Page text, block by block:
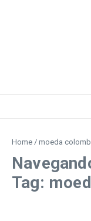
Home / moeda
Tag: